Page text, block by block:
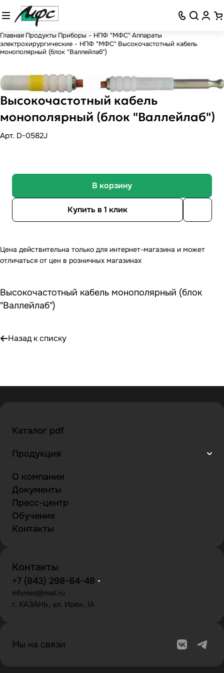
Главная Продукты Приборы - НПФ "МФС" Аппараты
электрохирургические - НПФ "МФС" Высокочастотный кабель
монополярный (блок "Валлейлаб")
Высокочастотный кабель
монополярный (блок "Валлейлаб")
Арт. D-0582J
В корзину
Купить в 1 клик
Цена действительна только для интернет-магазина и может
отличаться от цен в розничных магазинах
Высокочастотный кабель монополярный (блок
"Валлейлаб")
Назад к списку
Каталог pdf
Продукция
О компании
Документы
Пресс-центр
Обучение
Контакты
Контакты
+7 (843) 298-64-48
mfsmed@mail.ru
г. КАЗАНЬ, ул. Ирек, 1А
Мы на связи